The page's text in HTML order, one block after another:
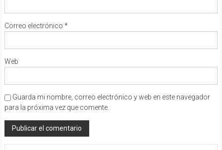
Correo electrónico *
Web
Guarda mi nombre, correo electrónico y web en este navegador
para la próxima vez que comente.